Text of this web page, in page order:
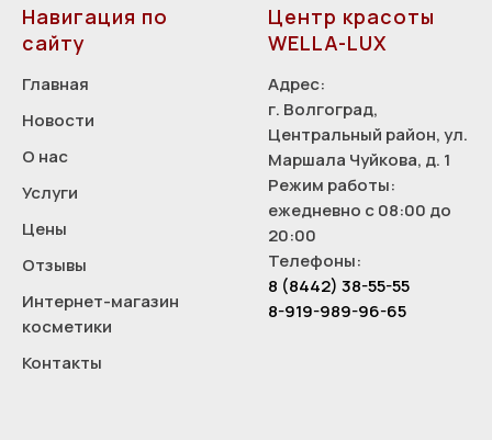
Навигация по
сайту
Главная
Новости
О нас
Услуги
Цены
Отзывы
Интернет-магазин
косметики
Контакты
Центр красоты
WELLA-LUX
Адрес:
г. Волгоград,
Центральный район, ул.
Маршала Чуйкова, д. 1
Режим работы:
ежедневно с 08:00 до
20:00
Телефоны:
8 (8442) 38-55-55
8-919-989-96-65